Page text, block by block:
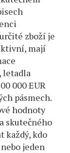
zboží je
mají
letadla
000 EUR
pásmech.
hodnoty
skutečného
každý, kdo
jeden